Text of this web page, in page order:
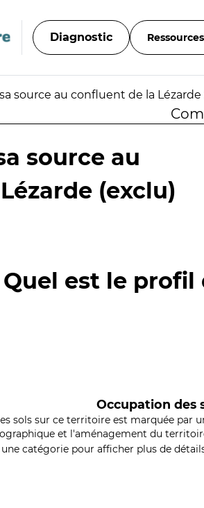
Diagnostic Ressources
source au confluent de la Lézarde
source au
(exclu)
Quel est le
Occupation des
sols sur ce territoire est marquée par
et l'aménagement du
catégorie pour afficher plus de